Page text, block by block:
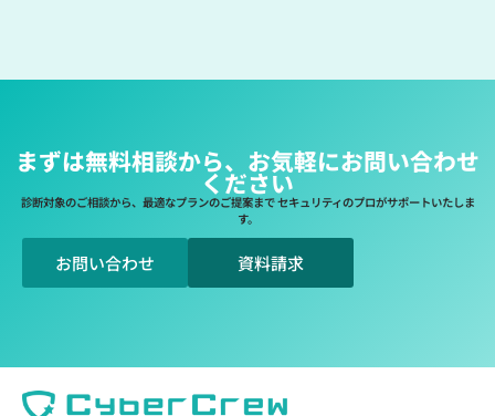
まずは無料相談から、お気軽にお問い合わせ
ください
診断対象のご相談から、最適なプランのご提案まで セキュリティのプロがサポートいたしま
す。
お問い合わせ 資料請求